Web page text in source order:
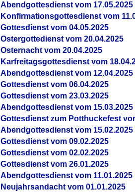
Abendgottesdienst vom 17.05.2025
Konfirmationsgottesdienst vom
Gottesdienst vom 04.05.2025
Ostergottedienst vom 20.04.2025
Osternacht vom 20.04.2025
Karfreitagsgottesdienst vom
Abendgottesdienst vom 12.04.2025
Gottesdienst vom 06.04.2025
Gottesdienst vom 23.03.2025
Abendgottesdienst vom 15.03.2025
Gottesdienst zum Potthuckefest
Abendgottesdienst vom 15.02.2025
Gottesdienst vom 09.02.2025
Gottesdienst vom 02.02.2025
Gottesdienst vom 26.01.2025
Abendgottesdienst vom 11.01.2025
Neujahrsandacht vom 01.01.2025